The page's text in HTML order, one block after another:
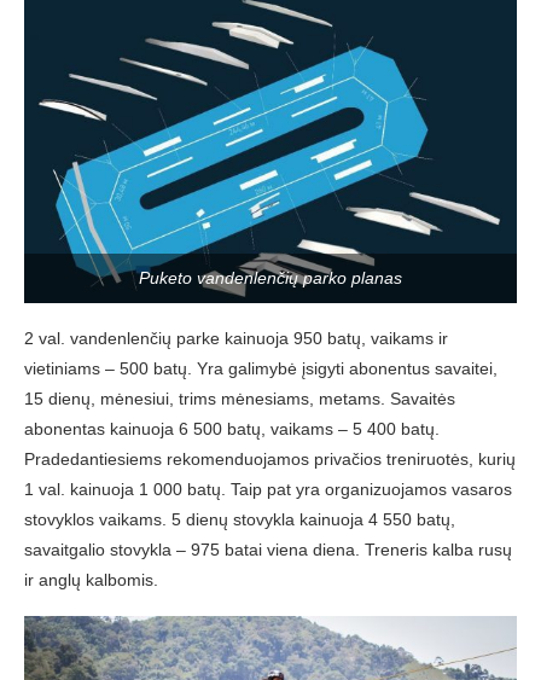
Puketo vandenlenčių parko planas
2 val. vandenlenčių parke kainuoja 950 batų, vaikams ir
vietiniams – 500 batų. Yra galimybė įsigyti abonentus savaitei,
15 dienų, mėnesiui, trims mėnesiams, metams. Savaitės
abonentas kainuoja 6 500 batų, vaikams – 5 400 batų.
Pradedantiesiems rekomenduojamos privačios treniruotės, kurių
1 val. kainuoja 1 000 batų. Taip pat yra organizuojamos vasaros
stovyklos vaikams. 5 dienų stovykla kainuoja 4 550 batų,
savaitgalio stovykla – 975 batai viena diena. Treneris kalba rusų
ir anglų kalbomis.